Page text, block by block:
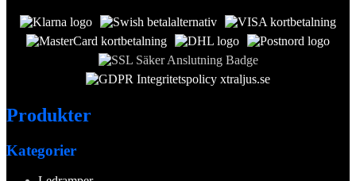
Produkter
Kategorier